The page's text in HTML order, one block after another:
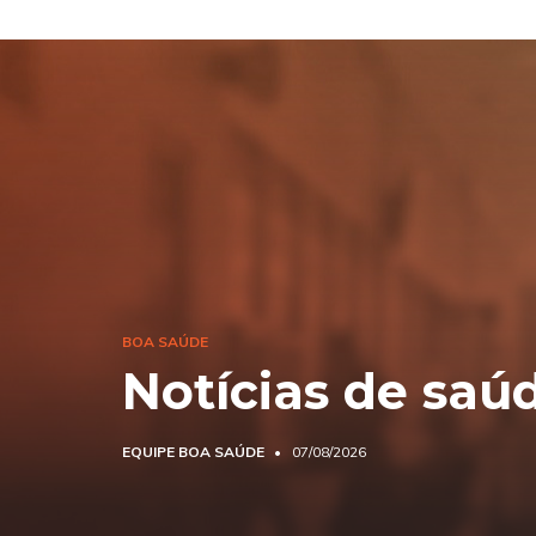
BOA SAÚDE
Notícias de
EQUIPE BOA SAÚDE 07/08/2026